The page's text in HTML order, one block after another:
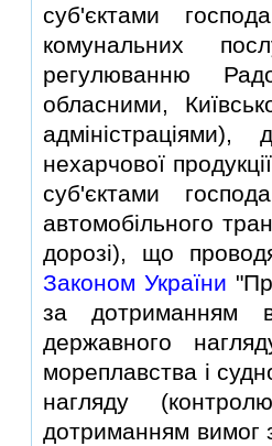
суб'єктами
комунальних
регулюванню
обласними,
адмiнiстрацiями),
нехарчової
суб'єктами
автомобiльного
дорозi), що
Законом України
за дотриманням
державного
мореплавства i
нагляду
дотриманням вимог